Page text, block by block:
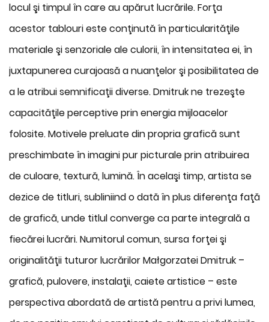
locul şi timpul în care au apărut lucrările. Forţa
acestor tablouri este conţinută în particularităţile
materiale şi senzoriale ale culorii, în intensitatea ei, în
juxtapunerea curajoasă a nuanţelor şi posibilitatea de
a le atribui semnificaţii diverse. Dmitruk ne trezeşte
capacităţile perceptive prin energia mijloacelor
folosite. Motivele preluate din propria grafică sunt
preschimbate în imagini pur picturale prin atribuirea
de culoare, textură, lumină. În acelaşi timp, artista se
dezice de titluri, subliniind o dată în plus diferenţa faţă
de grafică, unde titlul converge ca parte integrală a
fiecărei lucrări. Numitorul comun, sursa forţei şi
originalităţii tuturor lucrărilor Małgorzatei Dmitruk –
grafică, pulovere, instalaţii, caiete artistice – este
perspectiva abordată de artistă pentru a privi lumea,